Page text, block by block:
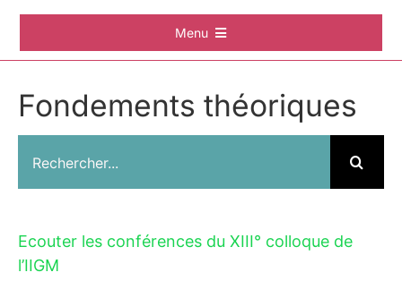
Menu
Actualités
Fondements théoriques
Ecouter les conférences du XIII° colloque de
l’IIGM